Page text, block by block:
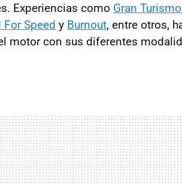
Experiencias como Gran Turismo
For Speed y Burnout, entre otros,
motor con sus diferentes